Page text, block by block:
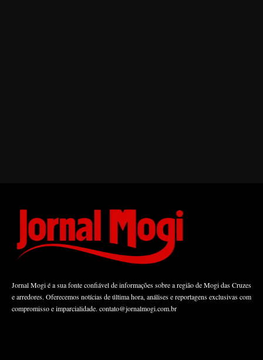
Jornal Mogi é a sua fonte confiável de informações sobre a região de Mogi das Cruzes
e arredores. Oferecemos notícias de última hora, análises e reportagens exclusivas com
compromisso e imparcialidade. contato@jornalmogi.com.br